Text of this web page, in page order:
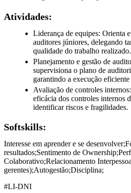
Atividades:
Liderança de equipes: Orienta
auditores júniores, delegando
qualidade do trabalho realizado.
Planejamento e gestão de
supervisiona o plano de
garantindo a execução eficiente
Avaliação de controles
eficácia dos controles internos
identificar riscos e fragilidades.
Softskills:
Interesse em aprender e se
resultados;Sentimento de
Colaborativo;Relacionamento
gerentes);Autogestão;Disciplina;
#LI-DNI